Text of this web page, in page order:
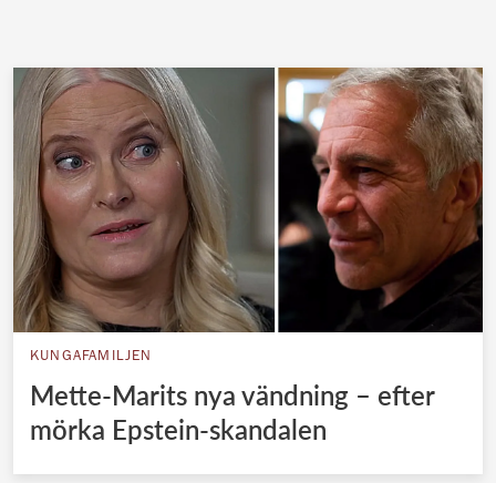
KUNGAFAMILJEN
Mette-Marits nya vändning – efter
mörka Epstein-skandalen